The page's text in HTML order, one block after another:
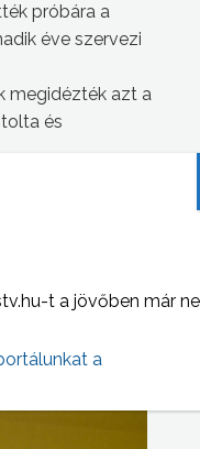
próbára a
éve szervezi
megidézték azt a
és
a Motorosok
koncertet
meg.
(2020-08-17 )
t a jövőben már
a